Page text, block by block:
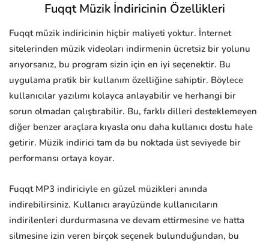
Fuqqt Müzik İndiricinin Özellikleri
Fuqqt müzik indiricinin hiçbir maliyeti yoktur. İnternet
sitelerinden müzik videoları indirmenin ücretsiz bir yolunu
arıyorsanız, bu program sizin için en iyi seçenektir. Bu
uygulama pratik bir kullanım özelliğine sahiptir. Böylece
kullanıcılar yazılımı kolayca anlayabilir ve herhangi bir
sorun olmadan çalıştırabilir. Bu, farklı dilleri desteklemeyen
diğer benzer araçlara kıyasla onu daha kullanıcı dostu hale
getirir. Müzik indirici tam da bu noktada üst seviyede bir
performansı ortaya koyar.
Fuqqt MP3 indiriciyle en güzel müzikleri anında
indirebilirsiniz. Kullanıcı arayüzünde kullanıcıların
indirilenleri durdurmasına ve devam ettirmesine ve hatta
silmesine izin veren birçok seçenek bulunduğundan, bu